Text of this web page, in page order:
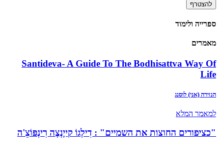
ספרייה ולימוד
מאמרים
Santideva- A Guide To The Bodhisattva Way Of
Life
הנזירה (אני) לוסנג
למאמר המלא
"כציפורים החוצות את השמיים" : דִילְגוֹ קייֶנְצֶה רִינְפּוֹצֵ'ה